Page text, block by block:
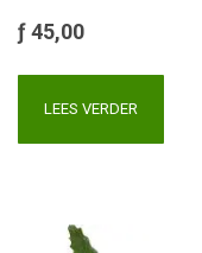
ƒ45,00
LEES VERDER